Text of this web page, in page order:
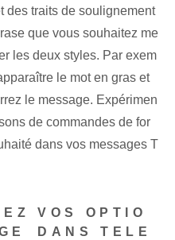
des traits de soulignement
que vous souhaitez me
les deux styles. Par exem
le mot en gras et
le message. Expérimen
de commandes de for
dans vos messages T
VOS OPTIO
⁢DANS TELE